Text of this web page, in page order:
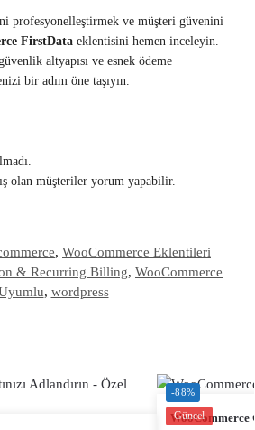
profesyonelleştirmek ve müşteri güvenini
FirstData eklentisini hemen inceleyin.
altyapısı ve esnek ödeme
bir adım öne taşıyın.
olan müşteriler yorum yapabilir.
, WooCommerce Eklentileri
& Recurring Billing, WooCommerce
, wordpress
-88%
Güncel
WooCommerce